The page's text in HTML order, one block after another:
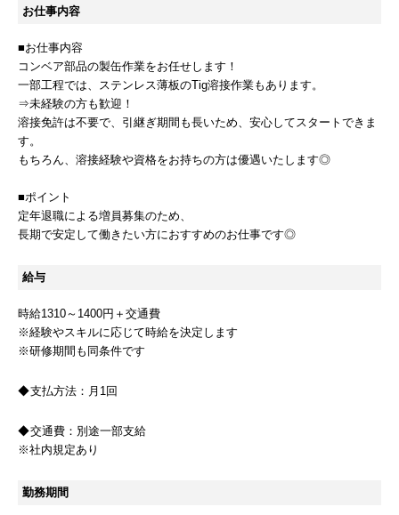
お仕事内容
■お仕事内容
コンベア部品の製缶作業をお任せします！
一部工程では、ステンレス薄板のTig溶接作業もあります。
⇒未経験の方も歓迎！
溶接免許は不要で、引継ぎ期間も長いため、安心してスタートできま
す。
もちろん、溶接経験や資格をお持ちの方は優遇いたします◎
■ポイント
定年退職による増員募集のため、
長期で安定して働きたい方におすすめのお仕事です◎
給与
時給1310～1400円＋交通費
※経験やスキルに応じて時給を決定します
※研修期間も同条件です
支払方法： 月1回
交通費： 別途一部支給
※社内規定あり
勤務期間